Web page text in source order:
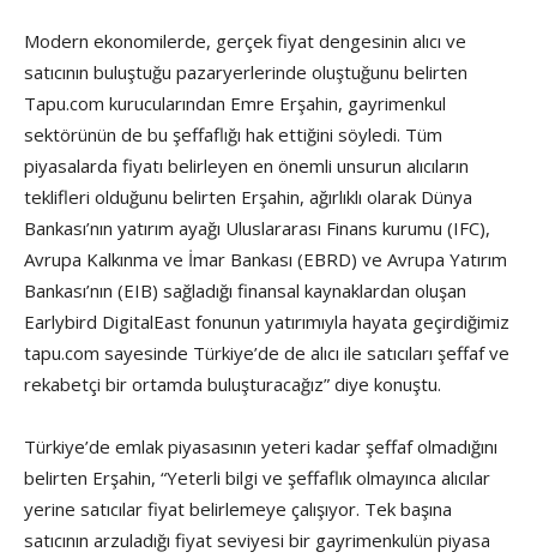
Modern ekonomilerde, gerçek fiyat dengesinin alıcı ve
satıcının buluştuğu pazaryerlerinde oluştuğunu belirten
Tapu.com kurucularından Emre Erşahin, gayrimenkul
sektörünün de bu şeffaflığı hak ettiğini söyledi. Tüm
piyasalarda fiyatı belirleyen en önemli unsurun alıcıların
teklifleri olduğunu belirten Erşahin, ağırlıklı olarak Dünya
Bankası’nın yatırım ayağı Uluslararası Finans kurumu (IFC),
Avrupa Kalkınma ve İmar Bankası (EBRD) ve Avrupa Yatırım
Bankası’nın (EIB) sağladığı finansal kaynaklardan oluşan
Earlybird DigitalEast fonunun yatırımıyla hayata geçirdiğimiz
tapu.com sayesinde Türkiye’de de alıcı ile satıcıları şeffaf ve
rekabetçi bir ortamda buluşturacağız” diye konuştu.
Türkiye’de emlak piyasasının yeteri kadar şeffaf olmadığını
belirten Erşahin, “Yeterli bilgi ve şeffaflık olmayınca alıcılar
yerine satıcılar fiyat belirlemeye çalışıyor. Tek başına
satıcının arzuladığı fiyat seviyesi bir gayrimenkulün piyasa